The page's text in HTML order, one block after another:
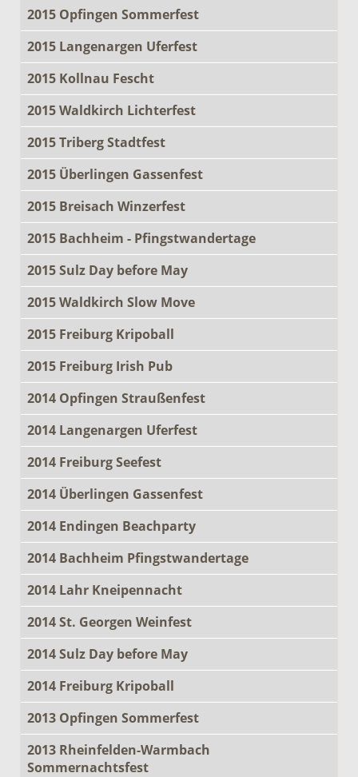
2015 Opfingen Sommerfest
2015 Langenargen Uferfest
2015 Kollnau Fescht
2015 Waldkirch Lichterfest
2015 Triberg Stadtfest
2015 Überlingen Gassenfest
2015 Breisach Winzerfest
2015 Bachheim - Pfingstwandertage
2015 Sulz Day before May
2015 Waldkirch Slow Move
2015 Freiburg Kripoball
2015 Freiburg Irish Pub
2014 Opfingen Straußenfest
2014 Langenargen Uferfest
2014 Freiburg Seefest
2014 Überlingen Gassenfest
2014 Endingen Beachparty
2014 Bachheim Pfingstwandertage
2014 Lahr Kneipennacht
2014 St. Georgen Weinfest
2014 Sulz Day before May
2014 Freiburg Kripoball
2013 Opfingen Sommerfest
2013 Rheinfelden-Warmbach
Sommernachtsfest